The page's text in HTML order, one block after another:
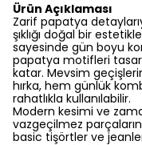
Ürün Açıklaması
Zarif papatya
şıklığı doğal bir
sayesinde gün boyu
papatya motifleri
katar. Mevsim
hırka, hem günlük
rahatlıkla kullanılabilir.
Modern kesimi ve
vazgeçilmez
basic tişörtler ve